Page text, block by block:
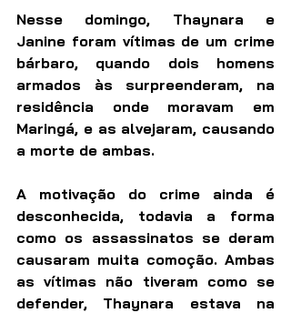
Nesse domingo, Thaynara e
Janine foram vítimas de um crime
bárbaro, quando dois homens
armados às surpreenderam, na
residência onde moravam em
Maringá, e as alvejaram, causando
a morte de ambas.
A motivação do crime ainda é
desconhecida, todavia a forma
como os assassinatos se deram
causaram muita comoção. Ambas
as vítimas não tiveram como se
defender, Thaynara estava na